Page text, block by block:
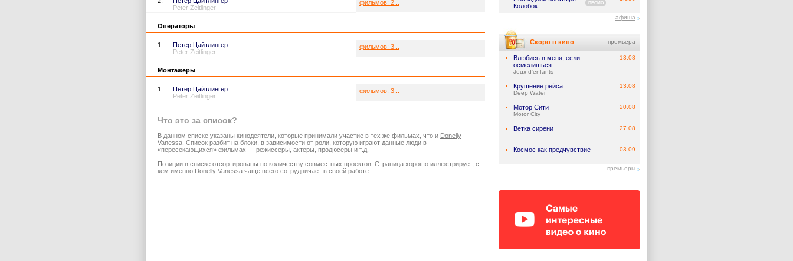
Peter Zeitlinger
фильмов: 2...
Операторы
1.
Петер Цайтлингер
Peter Zeitlinger
фильмов: 3...
Монтажеры
1.
Петер Цайтлингер
Peter Zeitlinger
фильмов: 3...
Что это за список?
В данном списке указаны кинодеятели, которые принимали участие в тех же фильмах, что и Donelly
Vanessa . Список разбит на блоки, в зависимости от роли, которую играют данные люди в
«пересекающихся» фильмах — режиссеры, актеры, продюсеры и т.д.
Позиции в списке отсортированы по количеству совместных проектов. Страница хорошо иллюстрирует, с
кем именно Donelly Vanessa чаще всего сотрудничает в своей работе.
Колобок
ПРОМО
афиша
Скоро в кино премьера
Влюбись в меня, если
осмелишься
Jeux d'enfants
13.08
Крушение рейса
Deep Water
13.08
Мотор Сити
Motor City
20.08
Ветка сирени 27.08
Космос как предчувствие 03.09
премьеры